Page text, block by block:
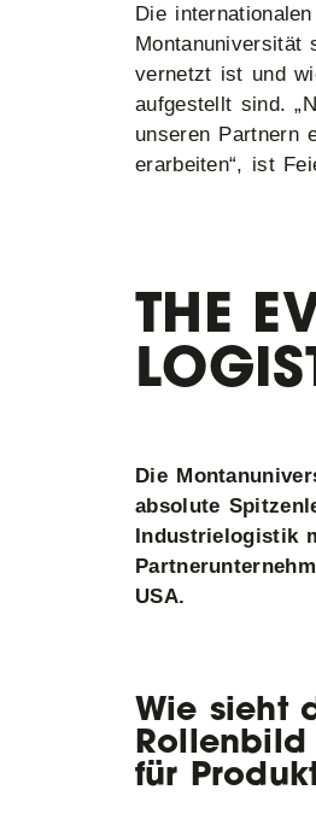
Die
vernetzt ist und
aufgestellt sind.
unseren Partnern
erarbeiten“, ist
THE
Die
absolute
Industrielogistik
USA.
Wie sieht
für